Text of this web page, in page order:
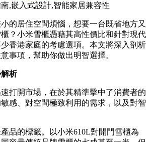
,嵌入式設計,智能家居兼容性
的居住空間煩惱，想要一台既省地方又
？小米雪櫃憑藉其高性價比和針對現代
香港家庭的考慮選項。本文將深入剖析
事項，幫助你做出明智選擇。
析
打開市場，在於其精準擊中了消費者的
感、對空間極致利用的需求，以及對智
品的標籤。以小米610L對開門雪櫃為